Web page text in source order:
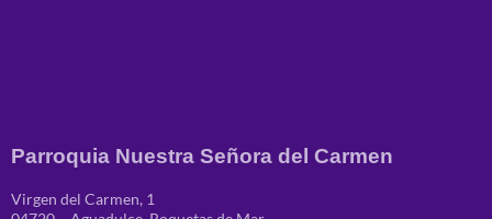
Parroquia Nuestra Señora del Carmen
Virgen del Carmen, 1